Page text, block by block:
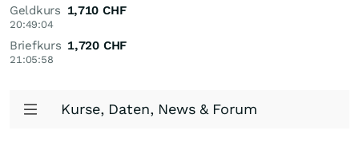
Geldkurs
20:49:04
1,710 CHF
Briefkurs
21:05:58
1,720 CHF
Kurse, Daten, News & Forum